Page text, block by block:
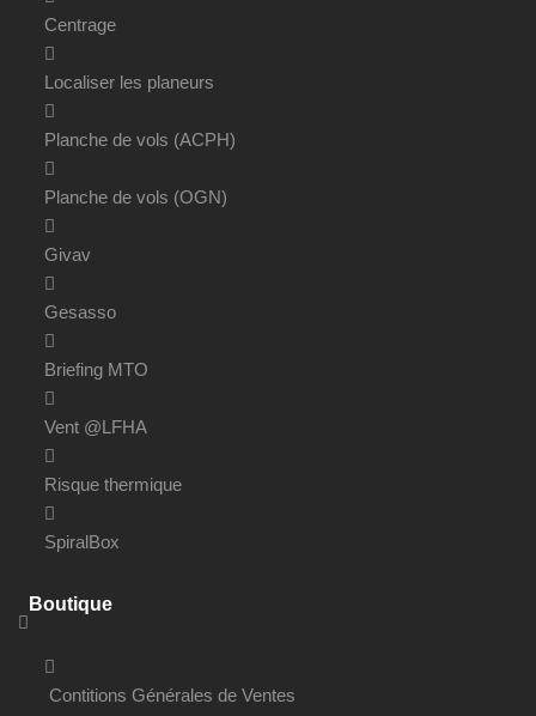
Centrage
Localiser les planeurs
Planche de vols (ACPH)
Planche de vols (OGN)
Givav
Gesasso
Briefing MTO
Vent @LFHA
Risque thermique
SpiralBox
Boutique
Contitions Générales de Ventes